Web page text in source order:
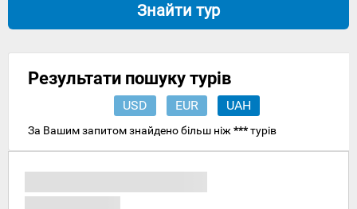
Знайти тур
Результати пошуку турів
USD EUR UAH
За Вашим запитом знайдено більш ніж ***турів